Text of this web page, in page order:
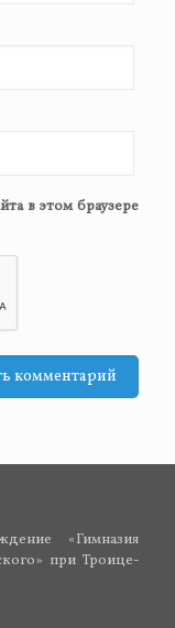
в этом браузере
«Гимназия
при Троице-